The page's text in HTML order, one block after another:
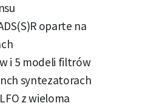
oparte na
i 5 modeli filtrów
syntezatorach
z wieloma